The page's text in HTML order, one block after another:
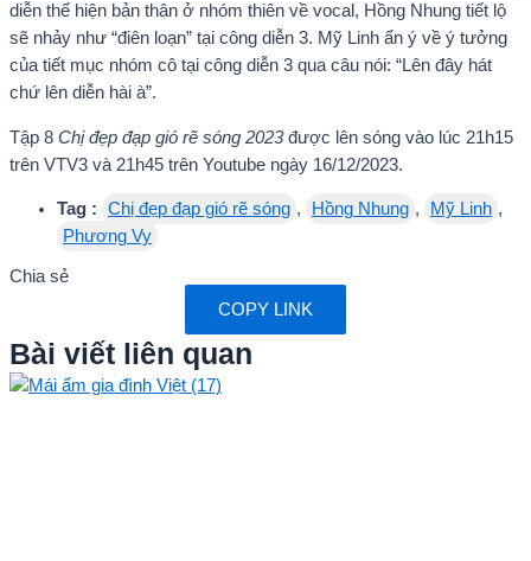
diễn thể hiện bản thân ở nhóm thiên về vocal, Hồng Nhung tiết lộ
sẽ nhảy như “điên loạn” tại công diễn 3. Mỹ Linh ẩn ý về ý tưởng
của tiết mục nhóm cô tại công diễn 3 qua câu nói: “Lên đây hát
chứ lên diễn hài à”.
Tập 8 Chị đẹp đạp gió rẽ sóng 2023được lên sóng vào lúc 21h15
trên VTV3 và 21h45 trên Youtube ngày 16/12/2023.
Tag : Chị đẹp đạp gió rẽ sóng , Hồng Nhung , Mỹ Linh ,
Phương Vy
Chia sẻ
COPY LINK
Bài viết liên quan